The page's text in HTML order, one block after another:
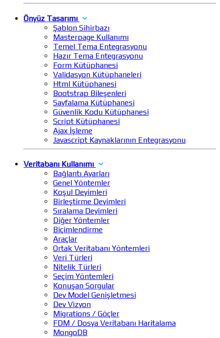
Önyüz Tasarımı
Şablon Sihirbazı
Masterpage Kullanımı
Temel Tema Entegrasyonu
Hazır Tema Entegrasyonu
Form Kütüphanesi
Validasyon Kütüphaneleri
Html Kütüphanesi
Bootstrap Bileşenleri
Sayfalama Kütüphanesi
Güvenlik Kodu Kütüphanesi
Script Kütüphanesi
Ajax İşleme
Javascript Kaynaklarının Entegrasyonu
Veritabanı Kullanımı
Bağlantı Ayarları
Genel Yöntemler
Koşul Deyimleri
Birleştirme Deyimleri
Sıralama Deyimleri
Diğer Yöntemler
Biçimlendirme
Araçlar
Ortak Veritabanı Yöntemleri
Veri Türleri
Nitelik Türleri
Seçim Yöntemleri
Konuşan Sorgular
Dev Model Genişletmesi
Dev Vizyon
Migrations / Göçler
FDM / Dosya Veritabanı Haritalama
MongoDB